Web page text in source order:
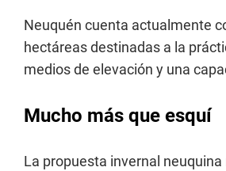
Neuquén cuenta actualmente
hectáreas destinadas a la
medios de elevación y una
Mucho más que esquí
La propuesta invernal